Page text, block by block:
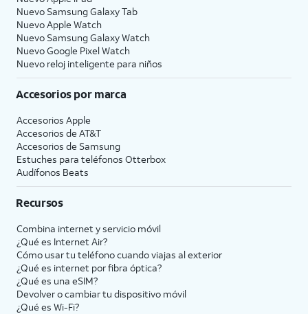
Nuevo Samsung Galaxy Tab
Nuevo Apple Watch
Nuevo Samsung Galaxy Watch
Nuevo Google Pixel Watch
Nuevo reloj inteligente para niños
Accesorios por marca
Accesorios Apple
Accesorios de AT&T
Accesorios de Samsung
Estuches para teléfonos Otterbox
Audífonos Beats
Recursos
Combina internet y servicio móvil
¿Qué es Internet Air?
Cómo usar tu teléfono cuando viajas al exterior
¿Qué es internet por fibra óptica?
¿Qué es una eSIM?
Devolver o cambiar tu dispositivo móvil
¿Qué es Wi-Fi?